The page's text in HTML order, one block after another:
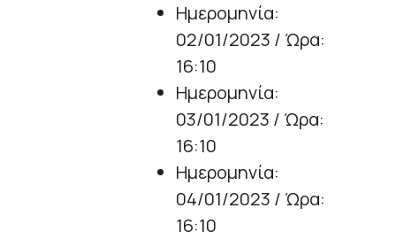
Ημερομηνία:
02/01/2023 / Ώρα:
16:10
Ημερομηνία:
03/01/2023 / Ώρα:
16:10
Ημερομηνία:
04/01/2023 / Ώρα:
16:10